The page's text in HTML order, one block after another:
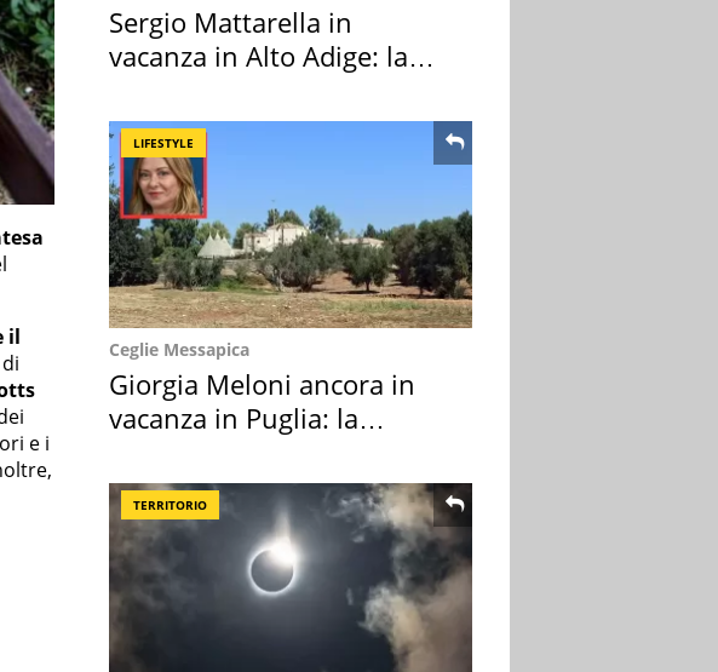
il
e i
Sergio Mattarella in
vacanza in Alto Adige: la
LIFESTYLE
Ceglie Messapica
Giorgia Meloni ancora in
vacanza in Puglia: la
TERRITORIO